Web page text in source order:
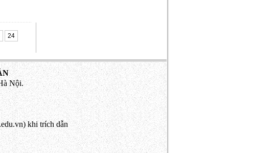
24
Nội.
khi trích dẫn